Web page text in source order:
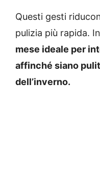
Questi gesti
pulizia più rapida.
mese ideale per
affinché siano
dell’inverno.